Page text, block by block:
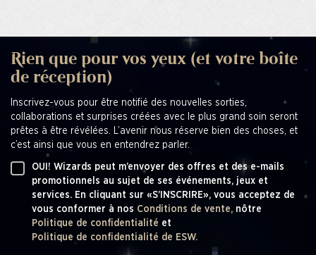
Rien que pour vos yeux (et votre boîte
de réception)
Inscrivez-vous pour être notifié des nouvelles sorties,
collaborations et surprises créées avec le plus grand soin seront
prêtes à être révélées. L’avenir nous réserve bien des choses, et
c’est ainsi que vous en entendrez parler.
OUI! Wizards peut m’envoyer des offres et des e-mails
promotionnels au sujet de ses événements, jeux et
services. En cliquant sur «S’INSCRIRE», vous acceptez de
vous conformer à nos Conditions de vente, nôtre
Politique de confidentialité et
Politique de confidentialité de ESW.